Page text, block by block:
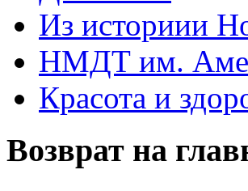
Из историии
НМДТ им.
Красота и
Возврат на